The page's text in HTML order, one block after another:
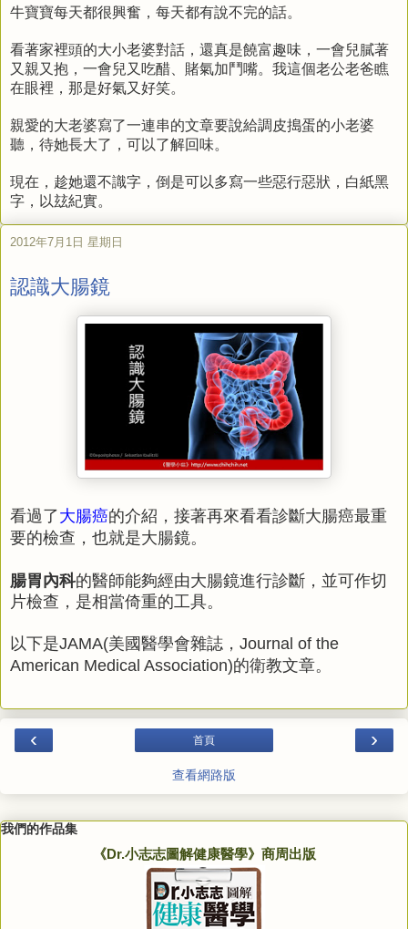
牛寶寶每天都很興奮，每天都有說不完的話。
看著家裡頭的大小老婆對話，還真是饒富趣味，一會兒膩著
又親又抱，一會兒又吃醋、賭氣加鬥嘴。我這個老公老爸瞧
在眼裡，那是好氣又好笑。
親愛的大老婆寫了一連串的文章要說給調皮搗蛋的小老婆
聽，待她長大了，可以了解回味。
現在，趁她還不識字，倒是可以多寫一些惡行惡狀，白紙黑
字，以玆紀實。
2012年7月1日 星期日
認識大腸鏡
看過了大腸癌的介紹，接著再來看看診斷大腸癌最重
要的檢查，也就是大腸鏡。
腸胃內科的醫師能夠經由大腸鏡進行診斷，並可作切
片檢查，是相當倚重的工具。
以下是JAMA(美國醫學會雜誌， Journal of the
American Medical Association)的衛教文章。
‹ ›
首頁
查看網路版
我們的作品集
《Dr.小志志圖解健康醫學》商周出版